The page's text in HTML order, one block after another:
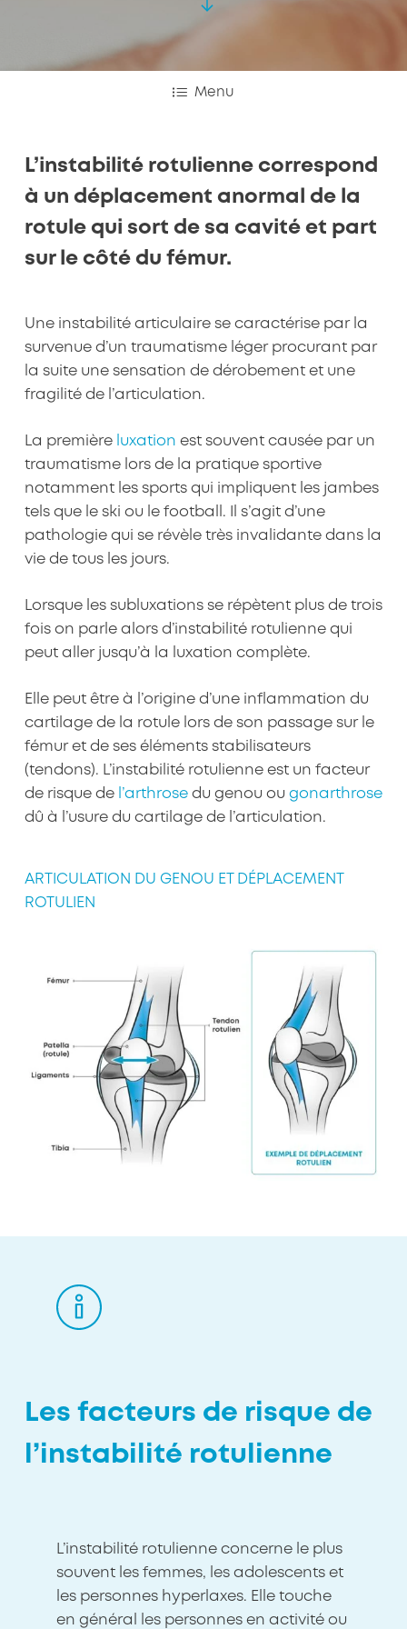
Menu
L’instabilité rotulienne correspond
à un déplacement anormal de la
rotule qui sort de sa cavité et part
sur le côté du fémur.
Une instabilité articulaire se caractérise par la
survenue d’un traumatisme léger procurant par
la suite une sensation de dérobement et une
fragilité de l’articulation.
La première luxation est souvent causée par un
traumatisme lors de la pratique sportive
notamment les sports qui impliquent les jambes
tels que le ski ou le football. Il s’agit d’une
pathologie qui se révèle très invalidante dans la
vie de tous les jours.
Lorsque les subluxations se répètent plus de trois
fois on parle alors d’instabilité rotulienne qui
peut aller jusqu’à la luxation complète.
Elle peut être à l’origine d’une inflammation du
cartilage de la rotule lors de son passage sur le
fémur et de ses éléments stabilisateurs
(tendons). L’instabilité rotulienne est un facteur
de risque de l’arthrosedu genou ou gonarthrose
dû à l’usure du cartilage de l’articulation.
ARTICULATION DU GENOU ET DÉPLACEMENT
ROTULIEN
Les facteurs de risque de
l’instabilité rotulienne
L’instabilité rotulienne concerne le plus
souvent les femmes, les adolescents et
les personnes hyperlaxes. Elle touche
en général les personnes en activité ou